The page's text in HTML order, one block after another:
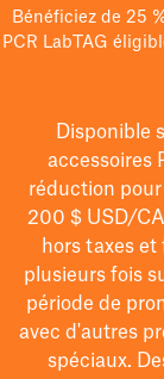
Bénéficiez de 25
PCR LabTAG
Disponible
accessoires
réduction
200 $USD/
hors taxes
plusieurs fois
période de
avec d'autres
spéciaux.